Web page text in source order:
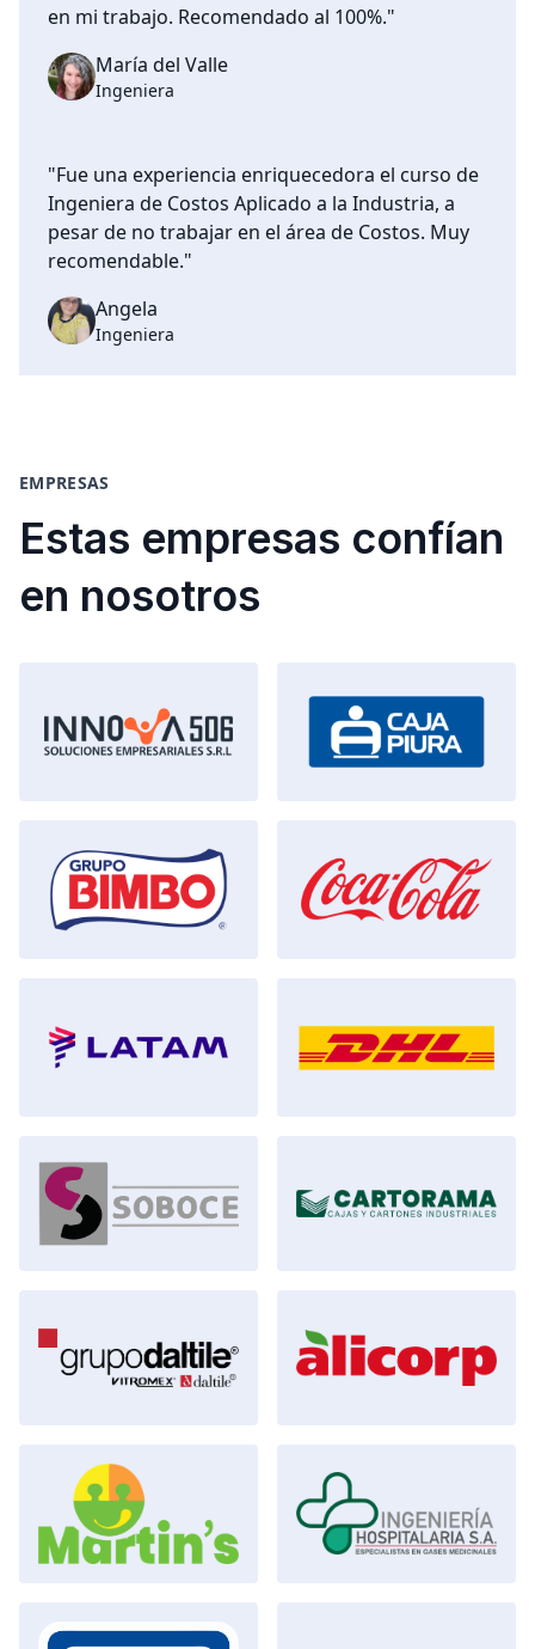
en mi trabajo. Recomendado al 100%."
María del Valle
Ingeniera
"Fue una experiencia enriquecedora el curso de
Ingeniera de Costos Aplicado a la Industria, a
pesar de no trabajar en el área de Costos. Muy
recomendable."
Angela
Ingeniera
EMPRESAS
Estas empresas confían
en nosotros